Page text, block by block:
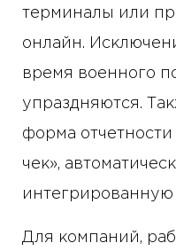
терминалы или
онлайн.
время военного
упраздняются.
форма
чек»,
Для компаний,